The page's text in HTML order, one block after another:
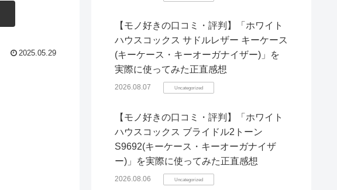
2025.05.29
【モノ好きの口コミ・評判】「ホワイト
ハウスコックス サドルレザー キーケース
(キーケース・キーオーガナイザー)」を
実際に使ってみた正直感想
2026.08.07 Uncategorized
【モノ好きの口コミ・評判】「ホワイト
ハウスコックス ブライドル2トーン
S9692(キーケース・キーオーガナイザ
ー)」を実際に使ってみた正直感想
2026.08.06 Uncategorized